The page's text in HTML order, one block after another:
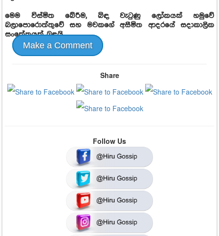
මෙම විස්මිත බේරීම, බිඳ වැටුණු ලෝකයක් හමුවේ
බලාපොරොත්තුවේ සහ මවකගේ අසීමිත ආදරයේ සදාකාලික
සංකේතයක් බඳුයි.
Make a Comment
Share
Follow Us